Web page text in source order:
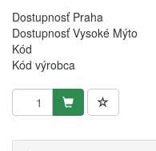
Dostupnosť Praha
Dostupnosť Vysoké Mýto
Kód
Kód výrobca